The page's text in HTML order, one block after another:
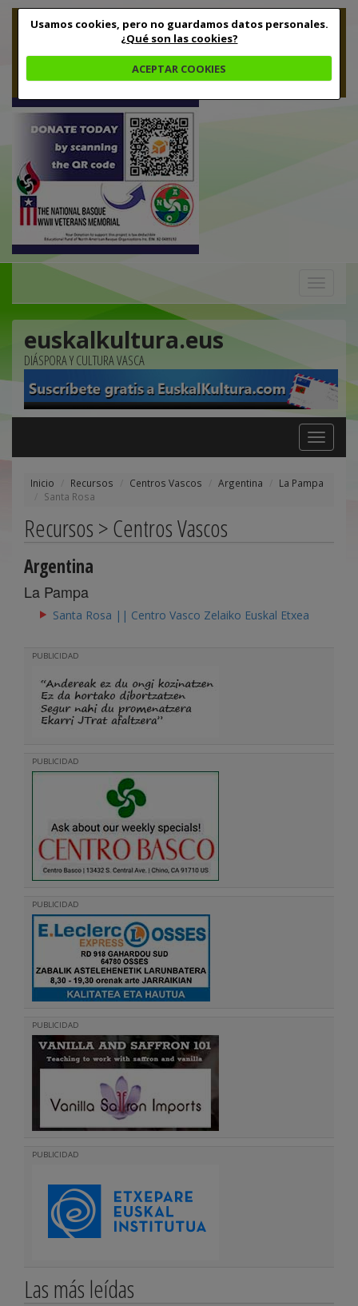
Usamos cookies, pero no guardamos datos personales.
¿Qué son las cookies?
ACEPTAR COOKIES
euskalkultura.eus
DIÁSPORA Y CULTURA VASCA
Toggle
navigation
Inicio Recursos Centros Vascos Argentina
La Pampa
Santa Rosa
Recursos > Centros Vascos
Argentina
La Pampa
Santa Rosa || Centro Vasco Zelaiko Euskal Etxea
PUBLICIDAD
PUBLICIDAD
PUBLICIDAD
PUBLICIDAD
PUBLICIDAD
Las más leídas